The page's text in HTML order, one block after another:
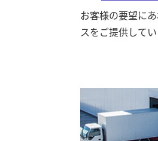
お客様の要望に
スをご提供してい